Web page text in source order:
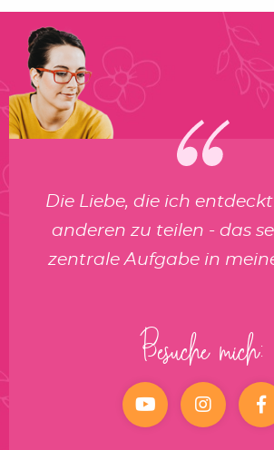
Die Liebe, die ich
anderen zu teilen - das
zentrale Aufgabe in
Besuche mich:
YouTube Instagram